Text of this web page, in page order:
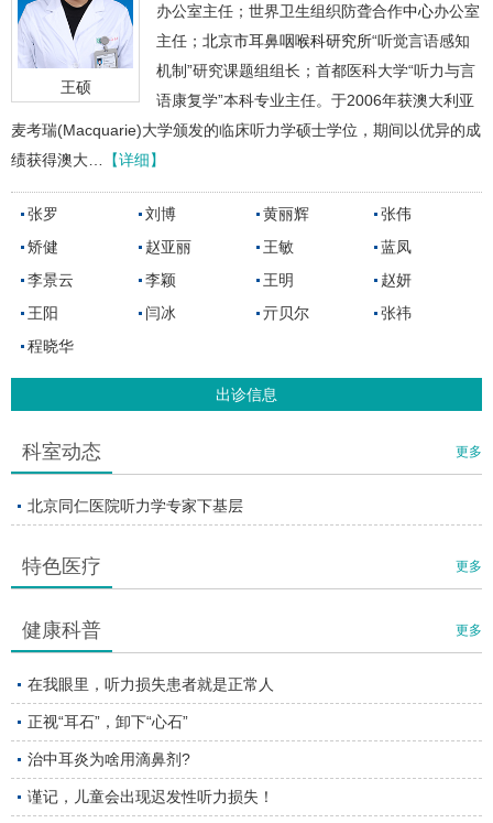
王硕
办公室主任；世界卫生组织防聋合作中心办公室
主任； 北京市耳鼻咽喉科研究所“听觉言语感知
机制”研究课题组组长；首都医科大学“听力与言
语康复学”本科专业主任。于2006年获澳大利亚
麦考瑞(Macquarie)大学颁发的临床听力学硕士学位，期间以优异的成
绩获得澳大…
【详细】
张罗 刘博 黄丽辉
张伟
矫健
赵亚丽 王敏
蓝凤
李景云
李颖 王明
赵妍
王阳
闫冰 亓贝尔
张祎
程晓华
出诊信息
更多
科室动态
北京同仁医院听力学专家下基层
更多
特色医疗
更多
健康科普
在我眼里，听力损失患者就是正常人
正视“耳石”，卸下“心石”
治中耳炎为啥用滴鼻剂?
谨记，儿童会出现迟发性听力损失！